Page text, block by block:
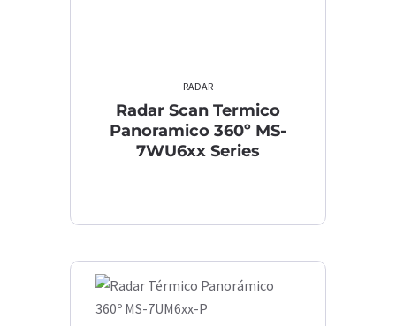
RADAR
Radar Scan Termico
Panoramico 360º MS-
7WU6xx Series